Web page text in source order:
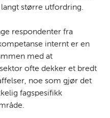
større utfordring.
respondenter fra
internt er en
med at
ofte dekker et bredt
noe som gjør det
fagspesifikk